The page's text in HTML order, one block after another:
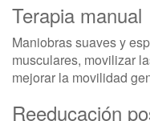
Terapia manual
Maniobras suaves y
musculares, movilizar
mejorar la movilidad
Reeducación